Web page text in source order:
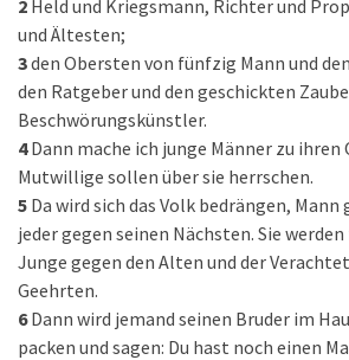
2 Held und Kriegsmann, Richter und
und Ältesten;
3den Obersten von fünfzig Mann und
den Ratgeber und den geschickten
Beschwörungskünstler.
4 Dann mache ich junge Männer zu ihren
Mutwillige sollen über sie herrschen.
5 Da wird sich das Volk bedrängen, Mann
jeder gegen seinen Nächsten. Sie
Junge gegen den Alten und der
Geehrten.
6 Dann wird jemand seinen Bruder im
packen und sagen: Du hast noch einen